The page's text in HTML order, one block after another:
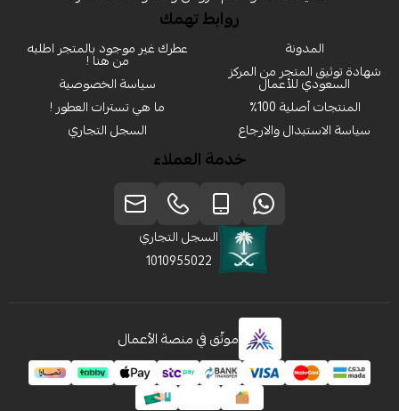
روابط تهمك
المدونة
شهادة توثيق المتجر من المركز
السعودي للأعمال
المنتجات أصلية 100٪
سياسة الاستبدال والارجاع
عطرك غير موجود بالمتجر اطلبه
من هنا !
سياسة الخصوصية
ما هي تسترات العطور !
السجل التجاري
خدمة العملاء
السجل التجاري
1010955022
موثّق في منصة الأعمال